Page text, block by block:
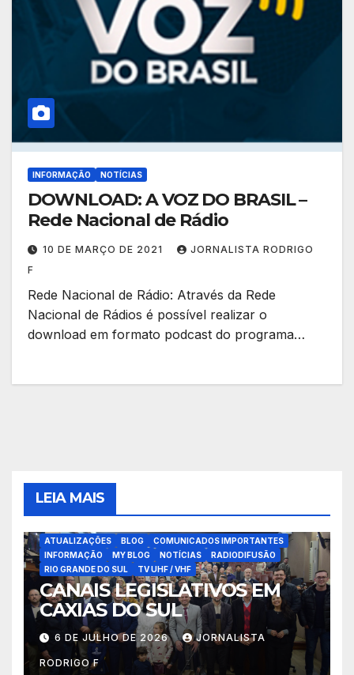
INFORMAÇÃO NOTÍCIAS
DOWNLOAD: A VOZ DO BRASIL –
Rede Nacional de Rádio
10 DE MARÇO DE 2021
JORNALISTA RODRIGO
F
Rede Nacional de Rádio: Através da Rede
Nacional de Rádios é possível realizar o
download em formato podcast do programa…
LEIA MAIS
ATUALIZAÇÕES BLOG
COMUNICADOS IMPORTANTES
INFORMAÇÃO
MY BLOG NOTÍCIAS
RADIODIFUSÃO
RIO GRANDE DO SUL
TV UHF / VHF
CANAIS LEGISLATIVOS EM
CAXIAS DO SUL
6 DE JULHO DE 2026 JORNALISTA
RODRIGO F